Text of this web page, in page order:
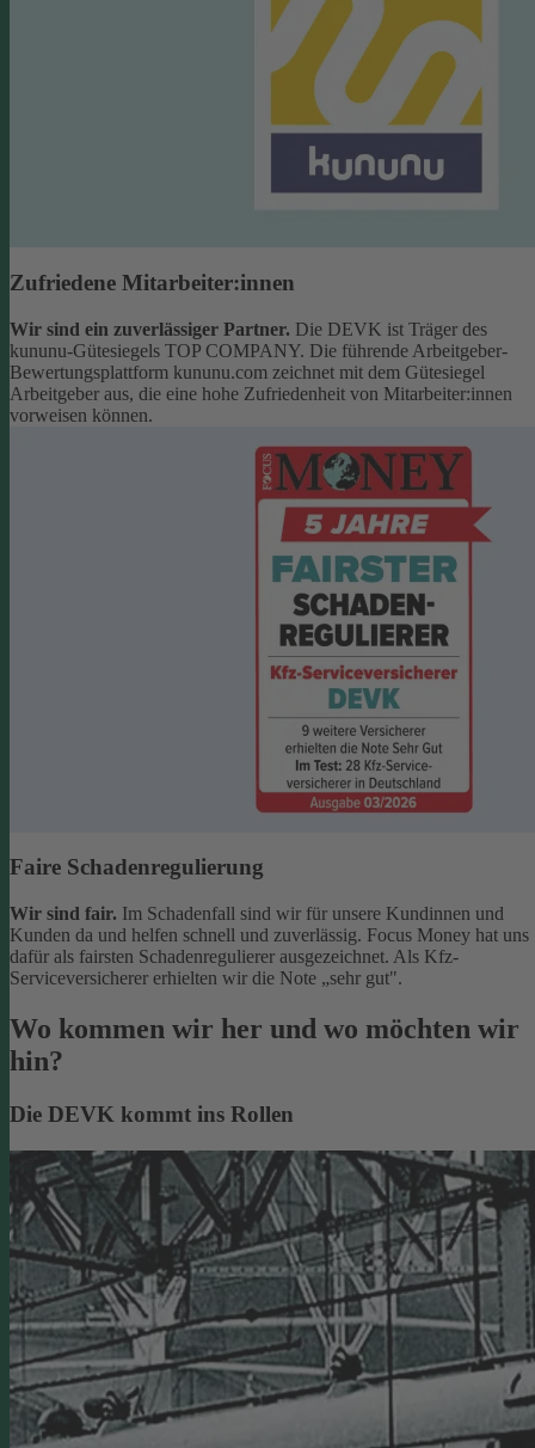
Zufriedene Mitarbeiter:innen
Wir sind ein zuverlässiger Partner. Die DEVK ist Träger des
kununu-Gütesiegels TOP COMPANY. Die führende Arbeitgeber-
Bewertungsplattform kununu.com zeichnet mit dem Gütesiegel
Arbeitgeber aus, die eine hohe Zufriedenheit von Mitarbeiter:innen
vorweisen können.
Faire Schadenregulierung
Wir sind fair. Im Schadenfall sind wir für unsere Kundinnen und
Kunden da und helfen schnell und zuverlässig. Focus Money hat uns
dafür als fairsten Schadenregulierer ausgezeichnet. Als Kfz-
Serviceversicherer erhielten wir die Note „sehr gut".
Wo kommen wir her und wo möchten wir
hin?
Die DEVK kommt ins Rollen